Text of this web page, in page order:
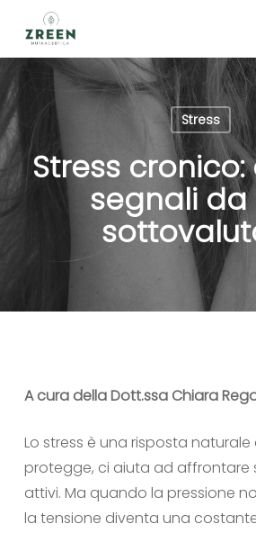
main
content
Cart
Stress
Stress
segnali da
A cura della Dott.ssa Chiara
Lo stress è una risposta naturale
protegge, ci aiuta ad affrontare
attivi. Ma quando la pressione
la tensione diventa una